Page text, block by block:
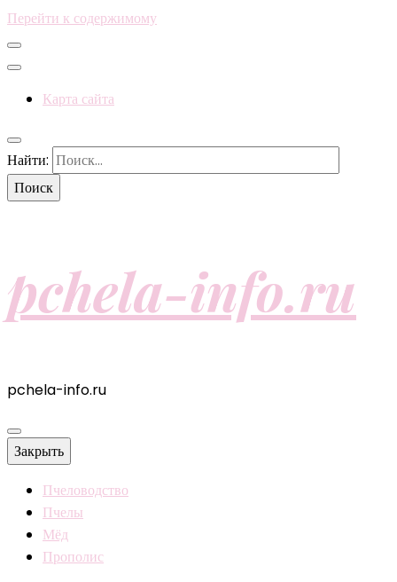
Перейти к содержимому
Карта сайта
Найти:
pchela-info.ru
pchela-info.ru
Закрыть
Пчеловодство
Пчелы
Мёд
Прополис